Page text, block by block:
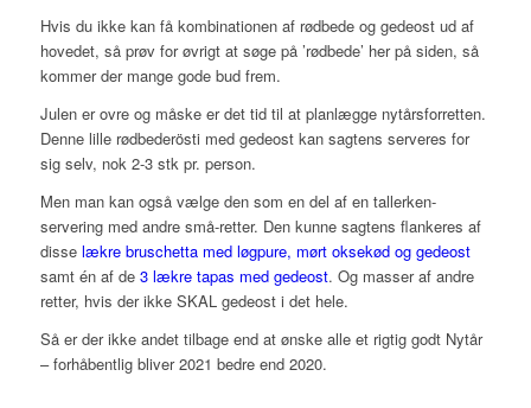
Hvis du ikke kan få kombinationen af rødbede og gedeost ud af
hovedet, så prøv for øvrigt at søge på ’rødbede’ her på siden, så
kommer der mange gode bud frem.
Julen er ovre og måske er det tid til at planlægge nytårsforretten.
Denne lille rødbederösti med gedeost kan sagtens serveres for
sig selv, nok 2-3 stk pr. person.
Men man kan også vælge den som en del af en tallerken-
servering med andre små-retter. Den kunne sagtens flankeres af
disse lækre bruschetta med løgpure, mørt oksekød og gedeost
samt én af de 3 lækre tapas med gedeost. Og masser af andre
retter, hvis der ikke SKAL gedeost i det hele.
Så er der ikke andet tilbage end at ønske alle et rigtig godt Nytår
– forhåbentlig bliver 2021 bedre end 2020.